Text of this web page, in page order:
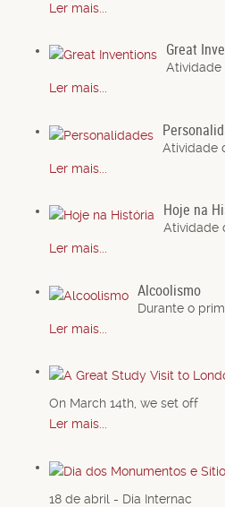
Ler mais...
Great
Atividade
Ler mais...
Atividade
Ler mais...
Hoje na
Atividade
Ler mais...
Alcoolismo
Durante o
Ler mais...
On March 14th, we set off
Ler mais...
18 de abril - Dia Internac